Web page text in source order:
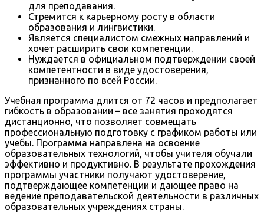
для преподавания.
Стремится к карьерному росту в области
образования и лингвистики.
Является специалистом смежных направлений и
хочет расширить свои компетенции.
Нуждается в официальном подтверждении своей
компетентности в виде удостоверения,
признанного по всей России.
Учебная программа длится от 72 часов и предполагает
гибкость в образовании – все занятия проходятся
дистанционно, что позволяет совмещать
профессиональную подготовку с графиком работы или
учебы. Программа направлена на освоение
образовательных технологий, чтобы учителя обучали
эффективно и продуктивно. В результате прохождения
программы участники получают удостоверение,
подтверждающее компетенции и дающее право на
ведение преподавательской деятельности в различных
образовательных учреждениях страны.